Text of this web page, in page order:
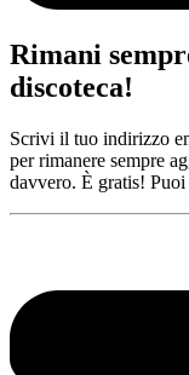
Rimani
discoteca!
Scrivi il tuo indirizzo
per rimanere sempre
davvero. È gratis!